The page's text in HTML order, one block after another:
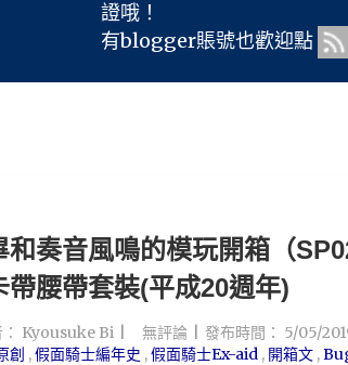
賬號也歡迎點
進行訂閱！
和奏音風鳴的模玩開箱（
帶腰帶套裝(平成20週年)
Kyousuke Bi 無評論 發布時間： 5/05/
創 ,假面騎士編年史 ,假面騎士Ex-aid , 開箱文 ,